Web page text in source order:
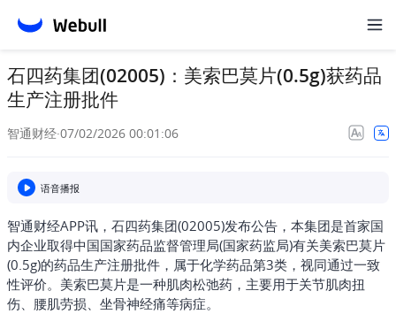
石四药集团(02005)：美索巴莫片(0.5g)获药品
生产注册批件
智通财经·07/02/2026 00:01:06
语音播报
智通财经APP讯，石四药集团(02005)发布公告，本集团是首家国
内企业取得中国国家药品监督管理局(国家药监局)有关美索巴莫片
(0.5g)的药品生产注册批件，属于化学药品第3类，视同通过一致
性评价。美索巴莫片是一种肌肉松弛药，主要用于关节肌肉扭
伤、腰肌劳损、坐骨神经痛等病症。